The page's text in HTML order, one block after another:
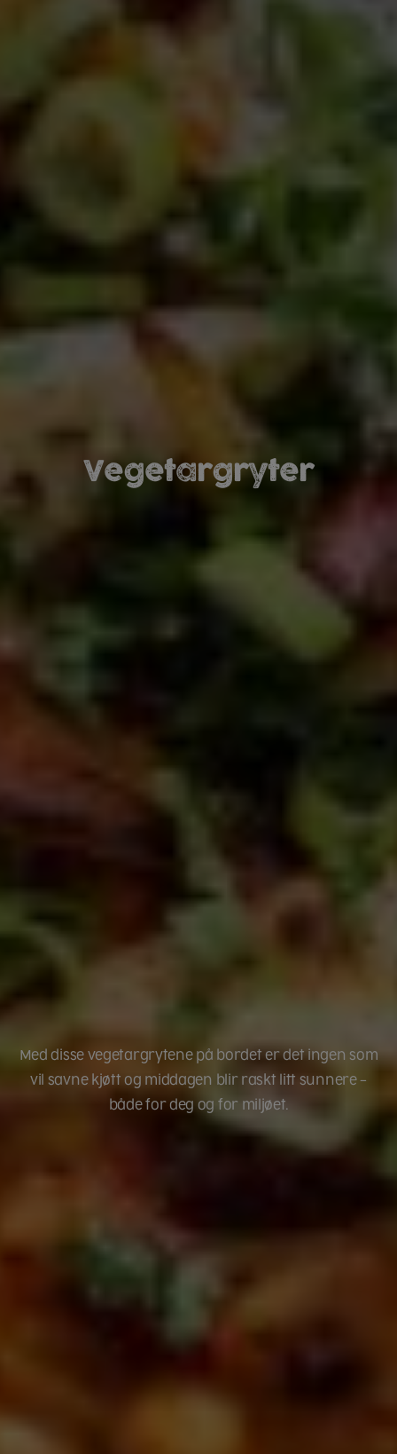
Vegetargryter
Med disse vegetargrytene på bordet er det ingen som
vil savne kjøtt og middagen blir raskt litt sunnere –
både for deg og for miljøet.